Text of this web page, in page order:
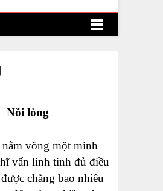
Nỗi lòng
nằm võng một mình
vẩn linh tinh đủ điều
chẳng bao nhiêu